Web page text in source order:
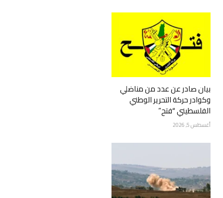
بيان صادر عن عدد من مناضلي
وكوادر حركة التحرير الوطني
الفلسطيني “فتح”
أغسطس 5, 2026